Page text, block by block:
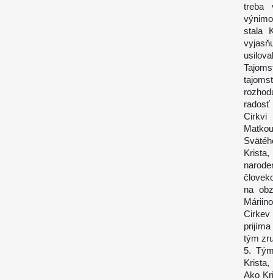
treba
stala
radosť
Cirkvi
na
tým
5.
Ako